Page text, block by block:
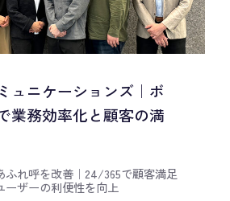
ュニケーションズ｜ボ
業務効率化と顧客の満
ふれ呼を改善｜ 24/365で顧客満足
ーザーの利便性を向上